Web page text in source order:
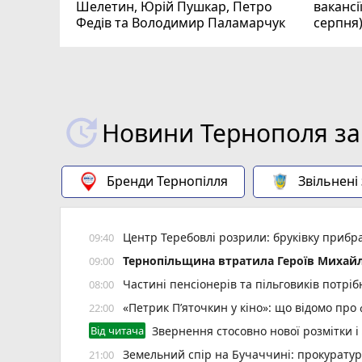
Шелетин, Юрій Пушкар, Петро
Федів та Володимир Паламарчук
серпня)
Новини Тернополя за
Бренди Тернопілля
09:40 Центр Теребовлі розрили: бруківку
09:00 Тернопільщина втратила Героїв
08:00 Частині пенсіонерів та пільговиків
22:00 «Петрик П’яточкин у кіно»: що відомо про
Від читача Звернення стосовно нової розмітки
21:00 Земельний спір на Бучаччині: